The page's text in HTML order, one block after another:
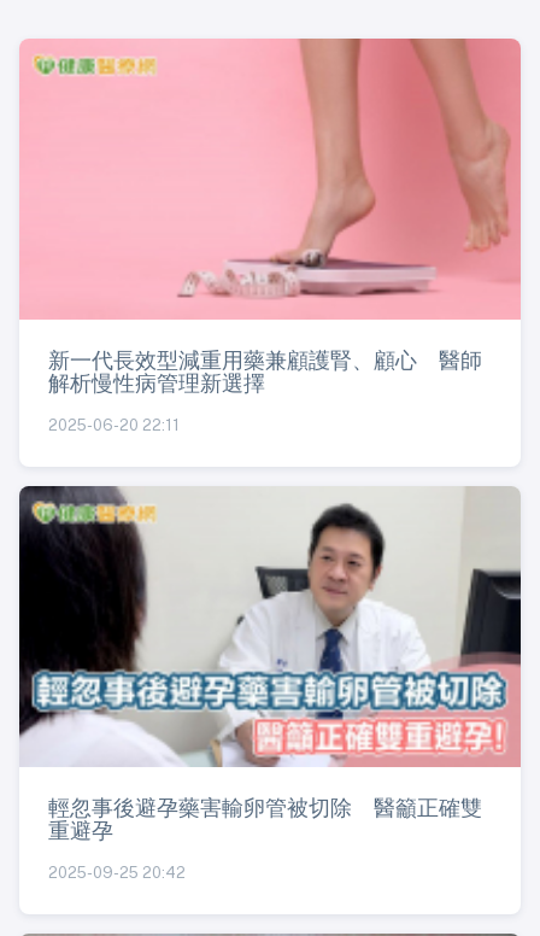
新一代長效型減重用藥兼顧護腎、顧心 醫師
解析慢性病管理新選擇
2025-06-20 22:11
輕忽事後避孕藥害輸卵管被切除 醫籲正確雙
重避孕
2025-09-25 20:42